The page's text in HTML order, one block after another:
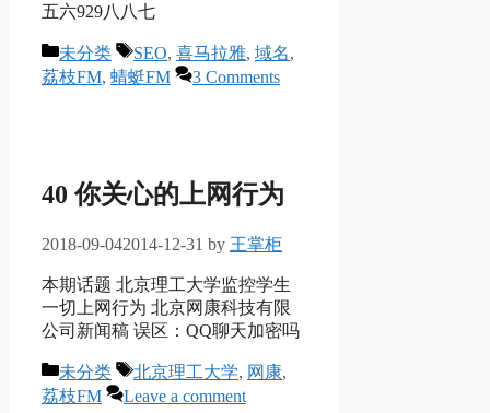
五六929八八七
Categories
未分类 Tags
SEO, 喜马拉雅, 域名,
荔枝FM, 蜻蜓FM 3 Comments
40 你关心的上网行为
2018-09-042014-12-31 by 王掌柜
本期话题 北京理工大学监控学生
一切上网行为 北京网康科技有限
公司新闻稿 误区：QQ聊天加密吗
Categories
未分类 Tags
北京理工大学, 网康,
荔枝FM
Leave a comment